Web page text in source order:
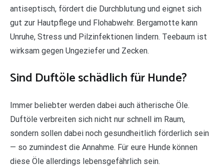
antiseptisch, fördert die Durchblutung und eignet sich
gut zur Hautpflege und Flohabwehr. Bergamotte kann
Unruhe, Stress und Pilzinfektionen lindern. Teebaum ist
wirksam gegen Ungeziefer und Zecken.
Sind Duftöle schädlich für Hunde?
Immer beliebter werden dabei auch ätherische Öle.
Duftöle verbreiten sich nicht nur schnell im Raum,
sondern sollen dabei noch gesundheitlich förderlich sein
— so zumindest die Annahme. Für eure Hunde können
diese Öle allerdings lebensgefährlich sein.